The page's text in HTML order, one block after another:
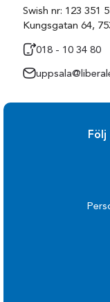
Swish nr: 123 351
Kungsgatan 64,
018 - 10 34 80
Följ